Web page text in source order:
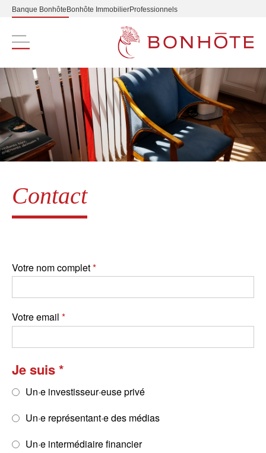
Banque Bonhôte Bonhôte ImmobilierProfessionnels
Navigation principale
Contact
Votre nom complet
Votre email
Je suis
Un·e investisseur·euse privé
Un·e représentant·e des médias
Un·e intermédiaire financier